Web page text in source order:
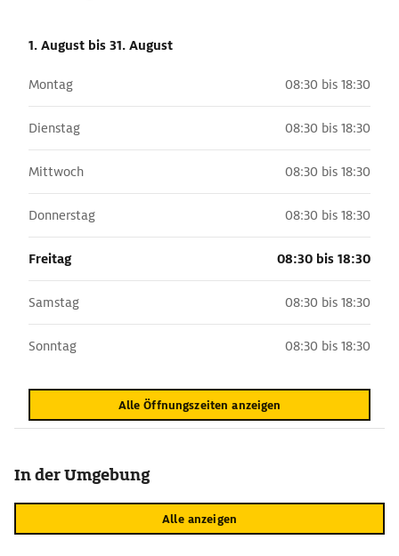
1. August bis 31. August
Montag 08:30 bis 18:30
Dienstag 08:30 bis 18:30
Mittwoch 08:30 bis 18:30
Donnerstag 08:30 bis 18:30
Freitag 08:30 bis 18:30
Samstag 08:30 bis 18:30
Sonntag 08:30 bis 18:30
Alle Öffnungszeiten anzeigen
In der Umgebung
Alle anzeigen